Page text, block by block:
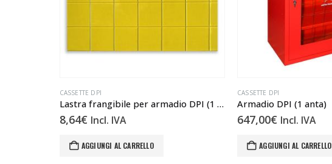
CASSETTE DPI
Lastra frangibile per armadio DPI (1 anta ECO)
8,64€ Incl. IVA
AGGIUNGI AL CARRELLO
CASSETTE DPI
Armadio DPI (1 anta)
647,00€ Incl. IVA
AGGIUNGI AL CARRELLO